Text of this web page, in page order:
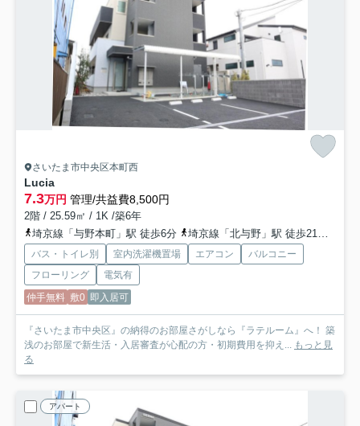
さいたま市中央区本町西
Lucia
7.3万円 管理/共益費8,500円
2階 / 25.59㎡ / 1K /築6年
埼京線「与野本町」駅 徒歩6分
埼京線「北与野」駅 徒歩21分
バス・トイレ別 室内洗濯機置場 エアコン
バルコニー
フローリング
電気有
仲手無料 敷0 即入居可
『さいたま市中央区』の納得のお部屋さがしなら『ラテルーム』へ！ 築
浅のお部屋で新生活・入居審査が心配の方・初期費用を抑え... もっと見
る
アパート